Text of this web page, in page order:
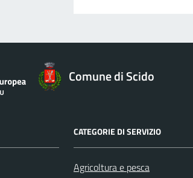
Comune di Scido
CATEGORIE DI SERVIZIO
Agricoltura e pesca